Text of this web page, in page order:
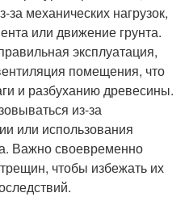
механических нагрузок,
или движение грунта.
эксплуатация,
помещения, что
и разбуханию древесины.
из-за
или использования
Важно своевременно
чтобы избежать их